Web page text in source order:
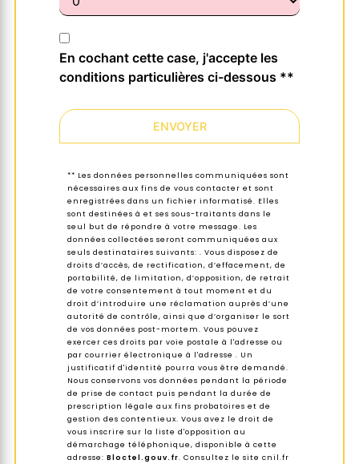
En cochant cette case, j'accepte les
conditions particulières ci-dessous **
ENVOYER
** Les données personnelles communiquées sont
nécessaires aux fins de vous contacter et sont
enregistrées dans un fichier informatisé. Elles
sont destinées à et ses sous-traitants dans le
seul but de répondre à votre message. Les
données collectées seront communiquées aux
seuls destinataires suivants: . Vous disposez de
droits d’accès, de rectification, d’effacement, de
portabilité, de limitation, d’opposition, de retrait
de votre consentement à tout moment et du
droit d’introduire une réclamation auprès d’une
autorité de contrôle, ainsi que d’organiser le sort
de vos données post-mortem. Vous pouvez
exercer ces droits par voie postale à l'adresse ou
par courrier électronique à l'adresse . Un
justificatif d'identité pourra vous être demandé.
Nous conservons vos données pendant la période
de prise de contact puis pendant la durée de
prescription légale aux fins probatoires et de
gestion des contentieux. Vous avez le droit de
vous inscrire sur la liste d'opposition au
démarchage téléphonique, disponible à cette
adresse:Bloctel.gouv.fr. Consultez le site cnil.fr